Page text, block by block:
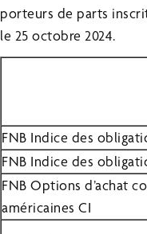
porteurs de parts
le 25 octobre 2024.
FNB Indice des
FNB Indice des
FNB Options d’achat
américaines CI